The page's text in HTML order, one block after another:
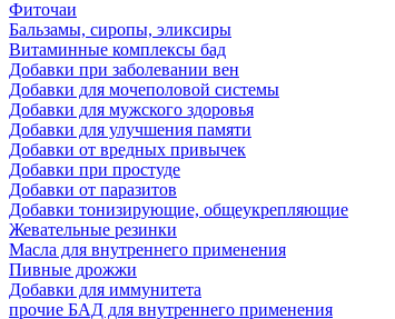
Фиточаи
Бальзамы, сиропы, эликсиры
Витаминные комплексы бад
Добавки при заболевании вен
Добавки для мочеполовой системы
Добавки для мужского здоровья
Добавки для улучшения памяти
Добавки от вредных привычек
Добавки при простуде
Добавки от паразитов
Добавки тонизирующие, общеукрепляющие
Жевательные резинки
Масла для внутреннего применения
Пивные дрожжи
Добавки для иммунитета
прочие БАД для внутреннего применения